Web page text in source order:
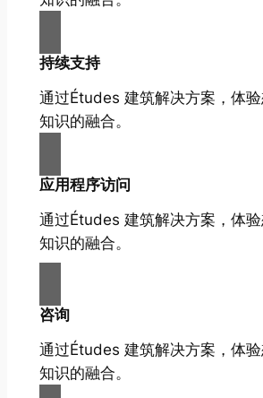
持续支持
通过Études 建筑解决方案，体
知识的融合。
应用程序访问
通过Études 建筑解决方案，体
知识的融合。
咨询
通过Études 建筑解决方案，体
知识的融合。